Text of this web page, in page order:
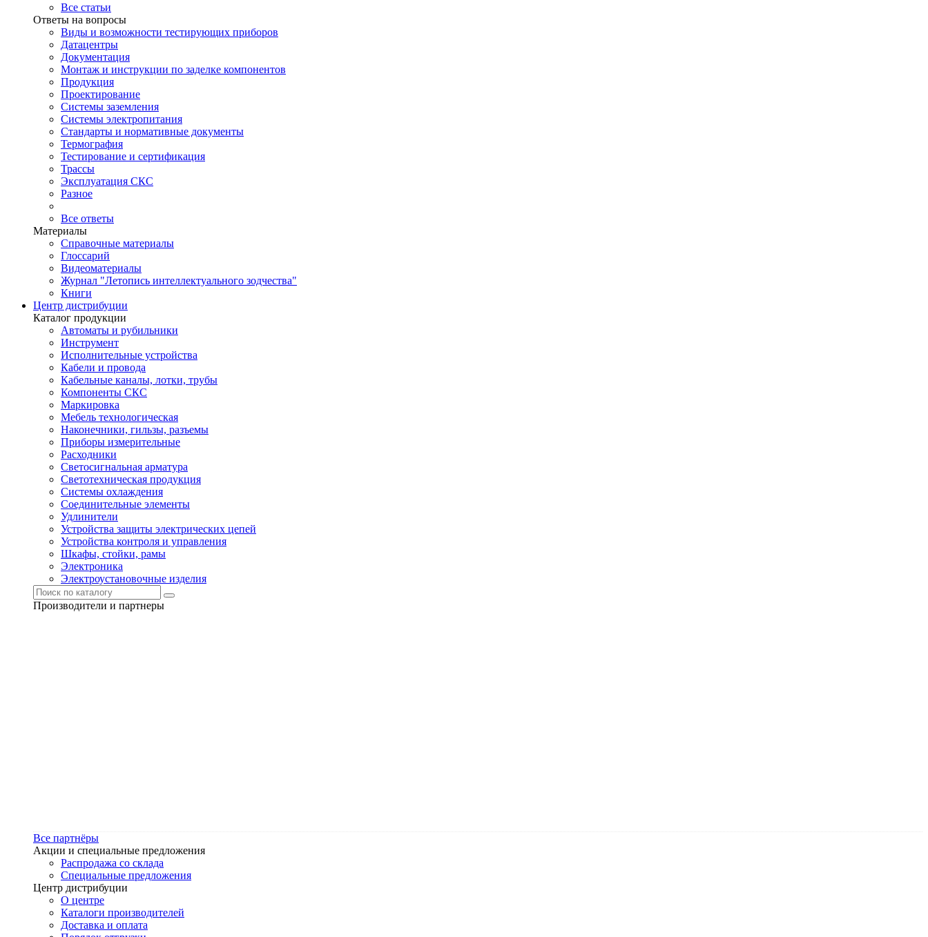
Все статьи
Ответы на вопросы
Виды и возможности тестирующих приборов
Датацентры
Документация
Монтаж и инструкции по заделке компонентов
Продукция
Проектирование
Системы заземления
Системы электропитания
Стандарты и нормативные документы
Термография
Тестирование и сертификация
Трассы
Эксплуатация СКС
Разное
Все ответы
Материалы
Справочные материалы
Глоссарий
Видеоматериалы
Журнал "Летопись интеллектуального зодчества"
Книги
Центр дистрибуции
Каталог продукции
Автоматы и рубильники
Инструмент
Исполнительные устройства
Кабели и провода
Кабельные каналы, лотки, трубы
Компоненты СКС
Маркировка
Мебель технологическая
Наконечники, гильзы, разъемы
Приборы измерительные
Расходники
Светосигнальная арматура
Светотехническая продукция
Системы охлаждения
Соединительные элементы
Удлинители
Устройства защиты электрических цепей
Устройства контроля и управления
Шкафы, стойки, рамы
Электроника
Электроустановочные изделия
Производители и партнеры
Все партнёры
Акции и специальные предложения
Распродажа со склада
Специальные предложения
Центр дистрибуции
О центре
Каталоги производителей
Доставка и оплата